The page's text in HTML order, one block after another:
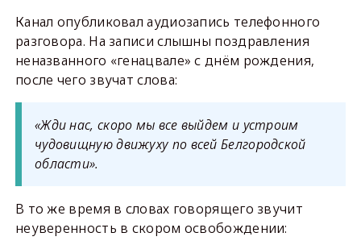
Канал опубликовал аудиозапись телефонного
разговора. На записи слышны поздравления
неназванного «генацвале» с днём рождения,
после чего звучат слова:
«Жди нас, скоро мы все выйдем и устроим
чудовищную движуху по всей Белгородской
области».
В то же время в словах говорящего звучит
неуверенность в скором освобождении: